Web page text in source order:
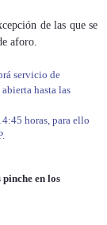
de las que se
aforo.
servicio de
hasta las
horas, para ello
en los